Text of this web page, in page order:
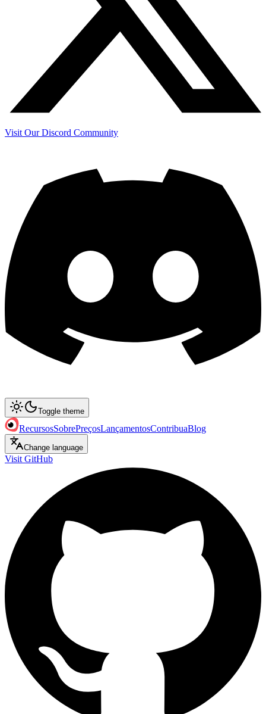
Visit Our Discord Community
Toggle theme
RecursosSobrePreçosLançamentosContribuaBlog
Change language
Visit GitHub